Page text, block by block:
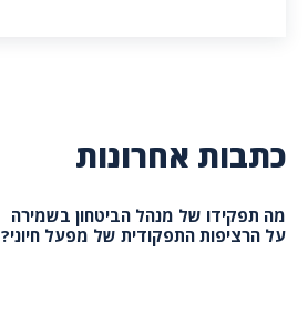
כתבות אחרונות
מה תפקידו של מנהל הביטחון בשמירה
על הרציפות התפקודית של מפעל חיוני?